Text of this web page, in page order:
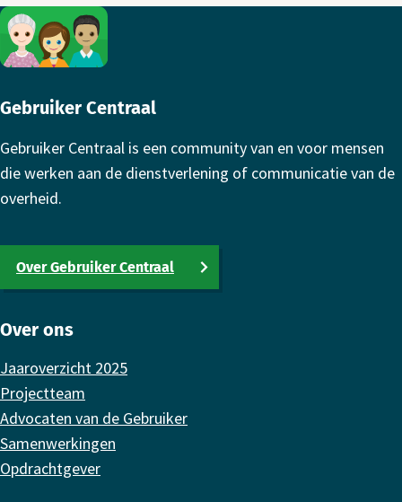
Footer
Gebruiker Centraal
Gebruiker Centraal is een community van en voor mensen
die werken aan de dienstverlening of communicatie van de
overheid.
Over Gebruiker Centraal
Over ons
Jaaroverzicht 2025
Projectteam
Advocaten van de Gebruiker
Samenwerkingen
Opdrachtgever